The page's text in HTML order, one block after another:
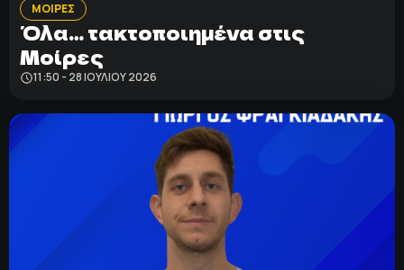
ΜΟΙΡΕΣ
Όλα… τακτοποιημένα στις
Μοίρες
11:50 - 28 ΙΟΥΛΊΟΥ 2026